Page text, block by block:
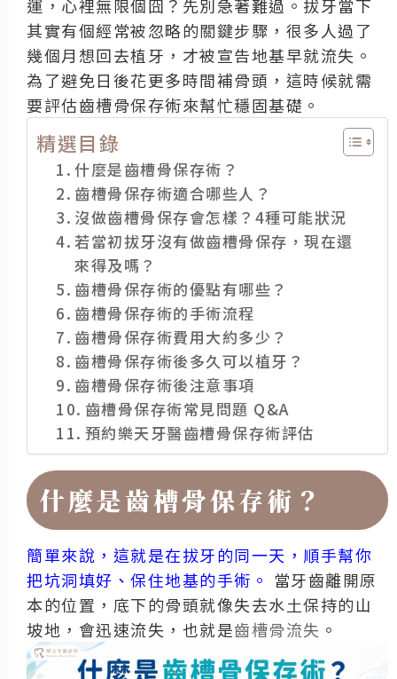
運，心裡無限個囧？先別急著難過。拔牙當下
其實有個經常被忽略的關鍵步驟，很多人過了
幾個月想回去植牙，才被宣告地基早就流失。
為了避免日後花更多時間補骨頭，這時候就需
要評估齒槽骨保存術來幫忙穩固基礎。
精選目錄
什麼是齒槽骨保存術？
齒槽骨保存術適合哪些人？
沒做齒槽骨保存會怎樣？4種可能狀況
若當初拔牙沒有做齒槽骨保存，現在還
來得及嗎？
齒槽骨保存術的優點有哪些？
齒槽骨保存術的手術流程
齒槽骨保存術費用大約多少？
齒槽骨保存術後多久可以植牙？
齒槽骨保存術後注意事項
齒槽骨保存術常見問題 Q&A
預約樂天牙醫齒槽骨保存術評估
什麼是齒槽骨保存術？
簡單來說，這就是在拔牙的同一天，順手幫你
把坑洞填好、保住地基的手術。 當牙齒離開原
本的位置，底下的骨頭就像失去水土保持的山
坡地，會迅速流失，也就是齒槽骨流失 。